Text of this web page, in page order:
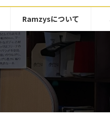
Ramzysについて